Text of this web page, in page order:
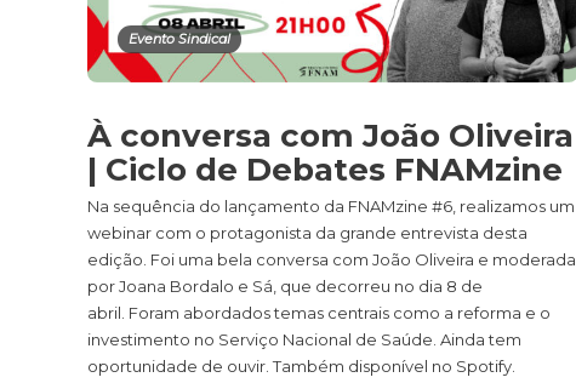
Evento Sindical
À conversa com João Oliveira
| Ciclo de Debates FNAMzine
Na sequência do lançamento da FNAMzine #6, realizamos um
webinar com o protagonista da grande entrevista desta
edição. Foi uma bela conversa com João Oliveira e moderada
por Joana Bordalo e Sá, que decorreu no dia 8 de
abril. Foram abordados temas centrais como a reforma e o
investimento no Serviço Nacional de Saúde. Ainda tem
oportunidade de ouvir. Também disponível no Spotify.